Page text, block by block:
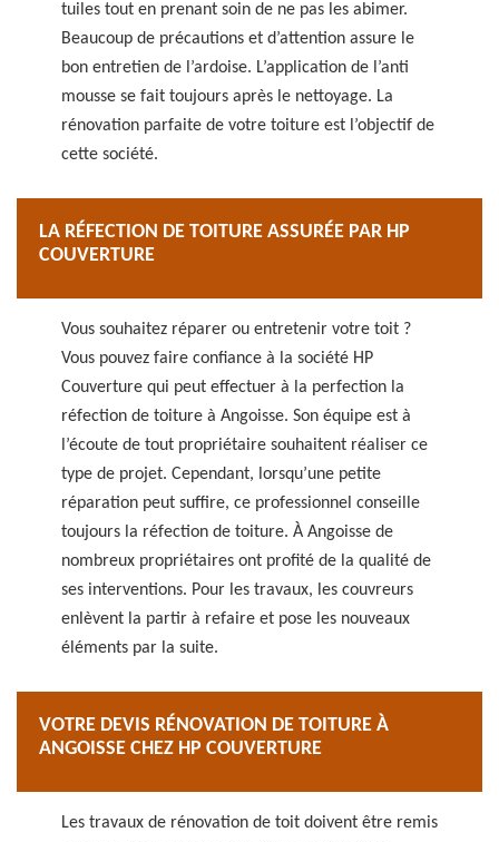
tuiles tout en prenant soin de ne pas les abimer.
Beaucoup de précautions et d’attention assure le
bon entretien de l’ardoise. L’application de l’anti
mousse se fait toujours après le nettoyage. La
rénovation parfaite de votre toiture est l’objectif de
cette société.
LA RÉFECTION DE TOITURE ASSURÉE PAR HP
COUVERTURE
Vous souhaitez réparer ou entretenir votre toit ?
Vous pouvez faire confiance à la société HP
Couverture qui peut effectuer à la perfection la
réfection de toiture à Angoisse. Son équipe est à
l’écoute de tout propriétaire souhaitent réaliser ce
type de projet. Cependant, lorsqu’une petite
réparation peut suffire, ce professionnel conseille
toujours la réfection de toiture. À Angoisse de
nombreux propriétaires ont profité de la qualité de
ses interventions. Pour les travaux, les couvreurs
enlèvent la partir à refaire et pose les nouveaux
éléments par la suite.
VOTRE DEVIS RÉNOVATION DE TOITURE À
ANGOISSE CHEZ HP COUVERTURE
Les travaux de rénovation de toit doivent être remis